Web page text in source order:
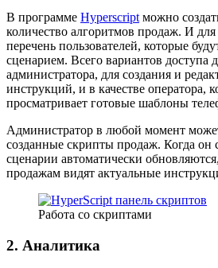
В программе Hyperscript можно
количество алгоритмов продаж. И для
перечень пользователей, которые
сценарием. Всего вариантов доступа
администратора, для создания и
инструкций, и в качестве оператора,
просматривает готовые шаблоны
Администратор в любой момент
созданные скрипты продаж. Когда он
сценарии автоматически
продажам видят актуальные
Работа со скриптами
2. Аналитика